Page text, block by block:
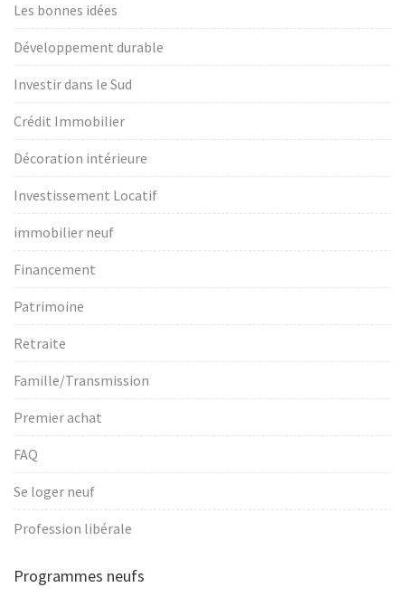
Les bonnes idées
Développement durable
Investir dans le Sud
Crédit Immobilier
Décoration intérieure
Investissement Locatif
immobilier neuf
Financement
Patrimoine
Retraite
Famille/Transmission
Premier achat
FAQ
Se loger neuf
Profession libérale
Programmes neufs